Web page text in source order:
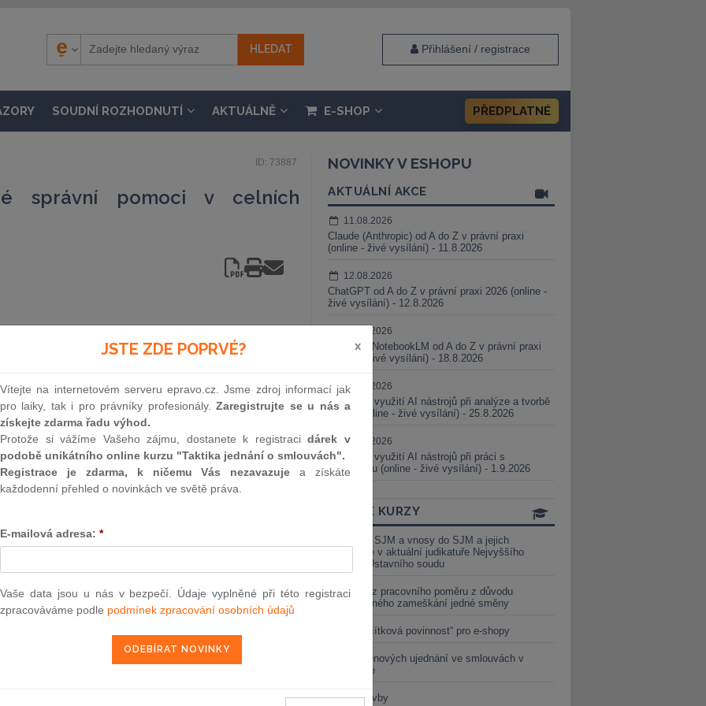
Přihlášení / registrace
SOUDNÍ ROZHODNUTÍ AKTUÁLNĚ E-SHOP PŘEDPLATNÉ
ID: 73887
správní pomoci v celních
záležitostech
14. 5. 2011
společných metod pro měření a sdělování environmentálního
179/EU
kterým se z financování Evropskou unií vylučují některé výdaje
Evropského zemědělského orientačního a záručního fondu
fondu (EZZF) a v rámci Evropského zemědělského fondu pro
C(2013) 2436) 2013/214/EU
ze dne 3. května 2013
2013 o vytvoření registru Unie podle směrnice Evropského
parlamentu a Rady č. 280/2004/ES a č. 406/2009 a o zrušení
NOVINKY V ESHOPU
AKTUÁLNÍ AKCE
11.08.2026
Claude (Anthropic) od A do Z v právní praxi
(online - živé vysílání) - 11.8.2026
12.08.2026
ChatGPT od A do Z v právní praxi 2026 (online -
živé vysílání) - 12.8.2026
18.08.2026
Gemini a NotebookLM od A do Z v právní praxi
(online - živé vysílání) - 18.8.2026
25.08.2026
Praktické využití AI nástrojů při analýze a tvorbě
smluv (online - živé vysílání) - 25.8.2026
01.09.2026
Praktické využití AI nástrojů při práci s
judikaturou (online - živé vysílání) - 1.9.2026
ONLINE KURZY
Vnosy ze SJM a vnosy do SJM a jejich
valorizace v aktuální judikatuře Nejvyššího
soudu a Ústavního soudu
Výpověď z pracovního poměru z důvodu
neomluveného zameškání jedné směny
Nová „tlačítková povinnost“ pro e-shopy
Změna cenových ujednání ve smlouvách v
energetice
Černé stavby
JSTE ZDE POPRVÉ? x
Vítejte na internetovém serveru epravo.cz. Jsme zdroj informací jak
pro laiky, tak i pro právníky profesionály.Zaregistrujte se u nás a
získejte zdarma řadu výhod.
Protože si vážíme Vašeho zájmu, dostanete k registracidárek v
podobě unikátního online kurzu "Taktika jednání o smlouvách".
Registrace je zdarma, k ničemu Vás nezavazuje a získáte
každodenní přehled o novinkách ve světě práva.
E-mailová adresa: *
Vaše data jsou u nás v bezpečí. Údaje vyplněné při této registraci
zpracováváme podle podmínek zpracování osobních údajů